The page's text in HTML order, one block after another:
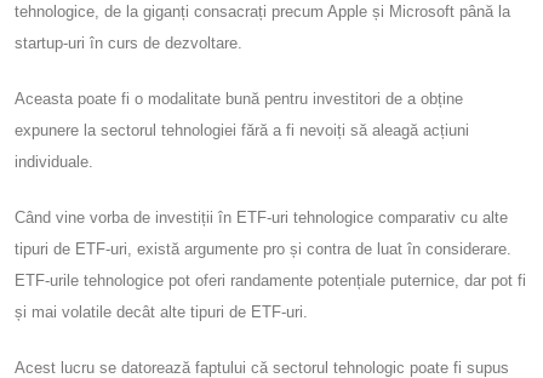
tehnologice, de la giganți consacrați precum Apple și Microsoft până la
startup-uri în curs de dezvoltare.
Aceasta poate fi o modalitate bună pentru investitori de a obține
expunere la sectorul tehnologiei fără a fi nevoiți să aleagă acțiuni
individuale.
Când vine vorba de investiții în ETF-uri tehnologice comparativ cu alte
tipuri de ETF-uri, există argumente pro și contra de luat în considerare.
ETF-urile tehnologice pot oferi randamente potențiale puternice, dar pot fi
și mai volatile decât alte tipuri de ETF-uri.
Acest lucru se datorează faptului că sectorul tehnologic poate fi supus